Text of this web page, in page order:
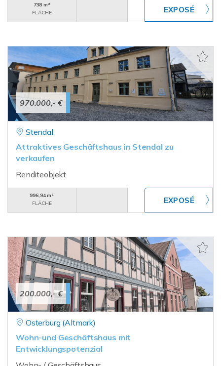
738 m²
FLÄCHE
970.000,- €
Stendal
Attraktives Geschäftshaus in Stendal zu
verkaufen
Renditeobjekt
996,94 m²
FLÄCHE
200.000,- €
Osterburg (Altmark)
Wohn-und Geschäftshaus mit
Entwicklungspotenzial